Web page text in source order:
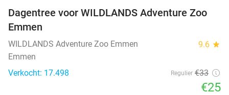
24%
Dagentree voor WILDLANDS Adventure Zoo
Emmen
WILDLANDS Adventure Zoo Emmen 9.6 star
Emmen
Verkocht: 17.498
Regulier €33
€25